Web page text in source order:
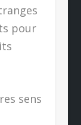
pour
sens